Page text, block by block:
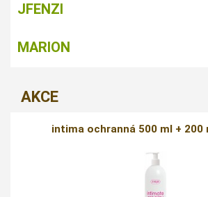
JFENZI
MARION
AKCE
intima ochranná 500 ml + 200